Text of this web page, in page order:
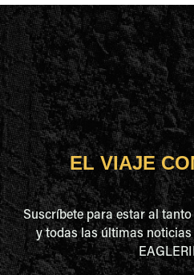
EL VIAJE
Suscríbete para estar al
y todas las últimas noticias